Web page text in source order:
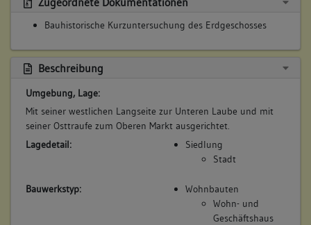
Bauhistorische Kurzuntersuchung des Erdgeschosses
Beschreibung
Umgebung, Lage:
Mit seiner westlichen Langseite zur Unteren Laube und mit
seiner Osttraufe zum Oberen Markt ausgerichtet.
Lagedetail:
Siedlung
Stadt
Bauwerkstyp:
Wohnbauten
Wohn- und
Geschäftshaus